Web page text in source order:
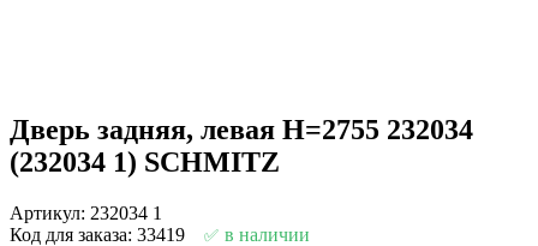
Дверь задняя, левая H=2755 232034
(232034 1) SCHMITZ
Артикул: 232034 1
Код для заказа: 33419
в наличии